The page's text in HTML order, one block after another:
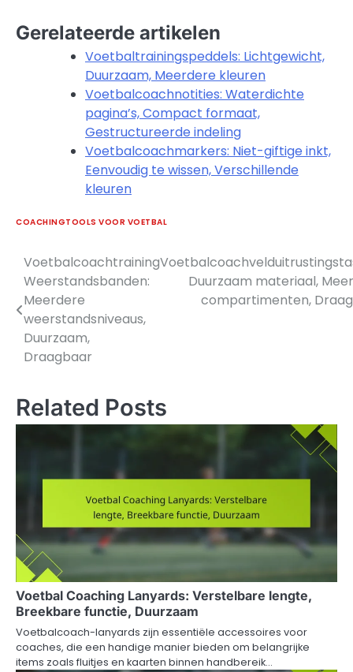
Gerelateerde artikelen
Voetbaltrainingspeddels: Lichtgewicht,
Duurzaam, Meerdere kleuren
Voetbalcoachnotities: Waterdichte
pagina’s, Compact formaat,
Gestructureerde indeling
Voetbalcoachmarkers: Niet-giftige inkt,
Eenvoudig te wissen, Verschillende
kleuren
COACHINGTOOLS VOOR VOETBAL
Post
navigation
Voetbalcoachtraining
Weerstandsbanden:
Meerdere
weerstandsniveaus,
Duurzaam,
Draagbaar
Duurzaam materiaal,
compartimenten,
Related Posts
Voetbal Coaching Lanyards: Verstelbare lengte,
Breekbare functie, Duurzaam
Voetbalcoach-lanyards zijn essentiële accessoires voor
coaches, die een handige manier bieden om belangrijke
items zoals fluitjes en kaarten binnen handbereik…